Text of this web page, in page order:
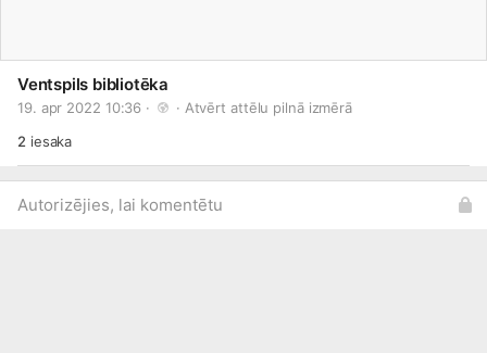
Ventspils bibliotēka
19. apr 2022 10:36 · · Atvērt attēlu pilnā izmērā
2 iesaka
Autorizējies, lai komentētu